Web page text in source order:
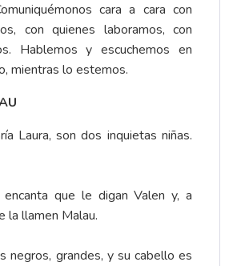
cara a cara con
con quienes laboramos, con
Hablemos y escuchemos en
mientras lo estemos.
Laura, son dos inquietas niñas.
que le digan Valen y, a
la llamen Malau.
negros, grandes, y su cabello es